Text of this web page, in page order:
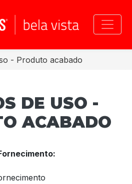
- Produto acabado
DE USO -
ACABADO